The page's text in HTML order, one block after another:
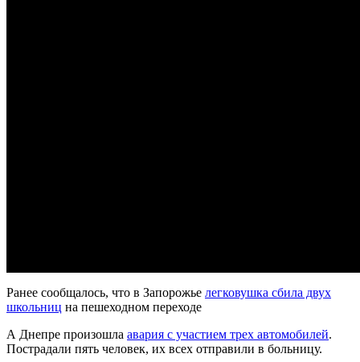
Ранее сообщалось, что в Запорожье легковушка сбила двух
школьниц на пешеходном переходе
А Днепре произошла авария с участием трех автомобилей.
Пострадали пять человек, их всех отправили в больницу.